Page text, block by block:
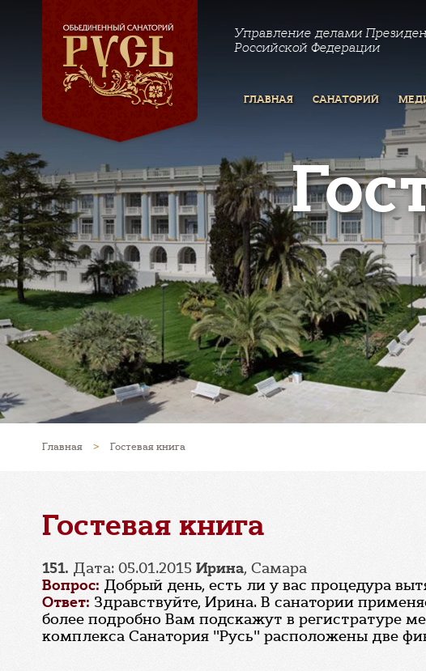
Управление делами
Российской Федерации
ГЛАВНАЯ САНАТОРИЙ
Главная > Гостевая книга
Гостевая книга
151. Дата: 05.01.2015 Ирина, Самара
Вопрос: Добрый день, есть ли у вас процедура
Ответ: Здравствуйте, Ирина. В санатории
более подробно Вам подскажут в регистратуре
комплекса Санатория "Русь" расположены две